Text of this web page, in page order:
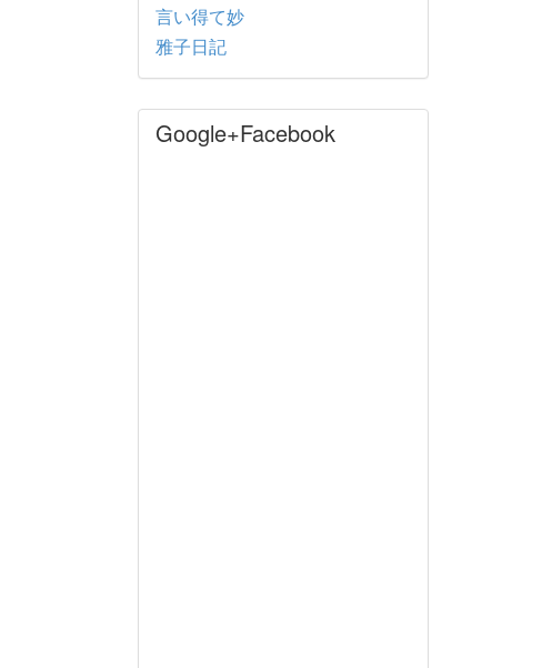
言い得て妙
雅子日記
Google+Facebook